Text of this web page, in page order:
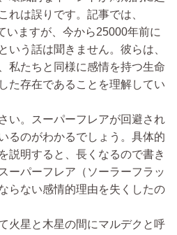
れは誤りです。記事では、
いますが、今から25000年前に
いう話は聞きません。彼らは、
私たちと同様に感情を持つ生命
た存在であることを理解してい
い。スーパーフレアが回避され
るのがわかるでしょう。具体的
説明すると、長くなるので書き
ーパーフレア（ソーラーフラッ
らない感情的理由を失くしたの
火星と木星の間にマルデクと呼